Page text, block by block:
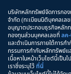
บริษัทหลักทรัพย์จัดการกอ
จำกัด (ทะเบียนนิติบุคคลเล
อนุญาตประกอบธุรกิจหลักท
กองทุนส่วนบุคคลเลขที่ลค-
และดำเนินการภายใต้การ
กรรมการกำกับหลักทรัพย์
เนื้อหาในหน้าเว็บไซต์นี้เป็น
เราซึ่งระบุไว้ ที่นี่